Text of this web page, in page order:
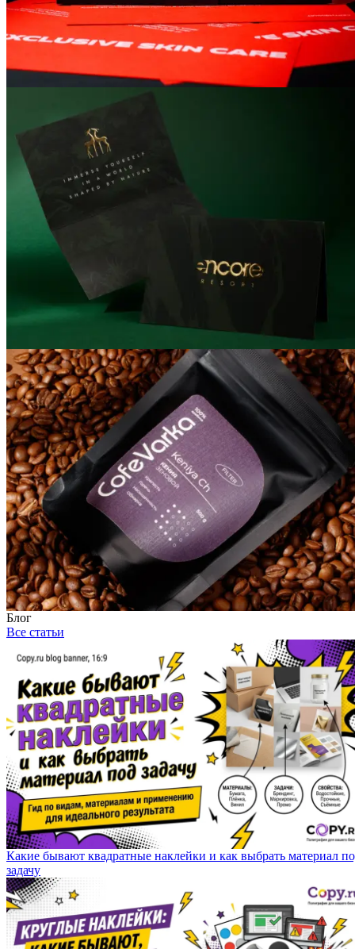
Блог
Все статьи
Какие бывают квадратные наклейки и как выбрать материал
задачу